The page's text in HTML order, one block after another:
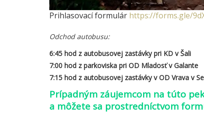
Prihlasovací formulár https://forms.gle/
Odchod autobusu:
6:45 hod z autobusovej zastávky pri KD v Šali
7:00 hod z parkoviska pri OD Mladosť v Galante
7:15 hod z autobusovej zastávky v OD Vrava v
Prípadným záujemcom na túto
a môžete sa prostredníctvom